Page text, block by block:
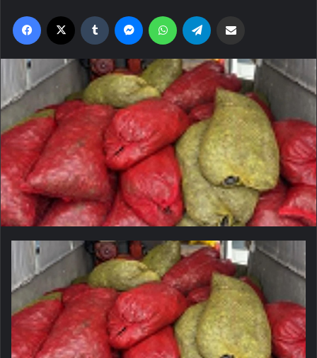
Facebook Tumblr MessengerWhatsApp